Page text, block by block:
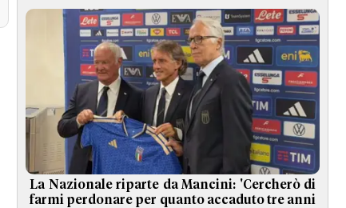
La Nazionale riparte da Mancini: 'Cercherò di
farmi perdonare per quanto accaduto tre anni